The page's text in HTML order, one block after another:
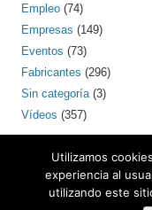
Empleo (74)
Empresas (149)
Eventos (73)
Fabricantes (296)
Sin categoría (3)
Vídeos (357)
Utilizamos
experiencia al
utilizando este